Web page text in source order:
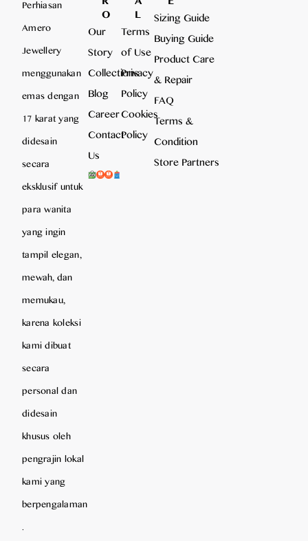
Perhiasan
Amero
Jewellery
menggunakan
emas dengan
17 karat yang
didesain
secara
eksklusif untuk
para wanita
yang ingin
tampil elegan,
mewah, dan
memukau,
karena koleksi
kami dibuat
secara
personal dan
didesain
khusus oleh
pengrajin lokal
kami yang
berpengalaman
.
O
Our
Story
Collections
Blog
Career
Contact
Us
L
Terms
of Use
Privacy
Policy
Cookies
Policy
Sizing Guide
Buying Guide
Product Care
& Repair
FAQ
Terms &
Condition
Store Partners